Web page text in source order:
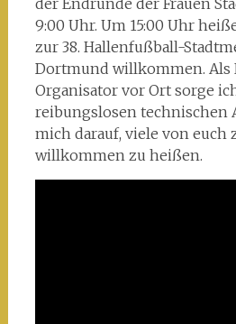
9:00 Uhr. Um 15:00 Uhr
zur 38. Hallenfußball-
Dortmund willkommen. Als
Organisator vor Ort sorge
reibungslosen technischen
mich darauf, viele von euch
willkommen zu heißen.